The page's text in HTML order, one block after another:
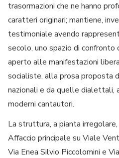
trasormazioni che ne hanno
caratteri originari; mantiene,
testimoniale avendo
secolo, uno spazio di
aperto alle manifestazioni
socialiste, alla prosa proposta
nazionali e da quelle dialettali,
moderni cantautori.
La struttura, a pianta
Affaccio principale su Viale
Via Enea Silvio Piccolomini e